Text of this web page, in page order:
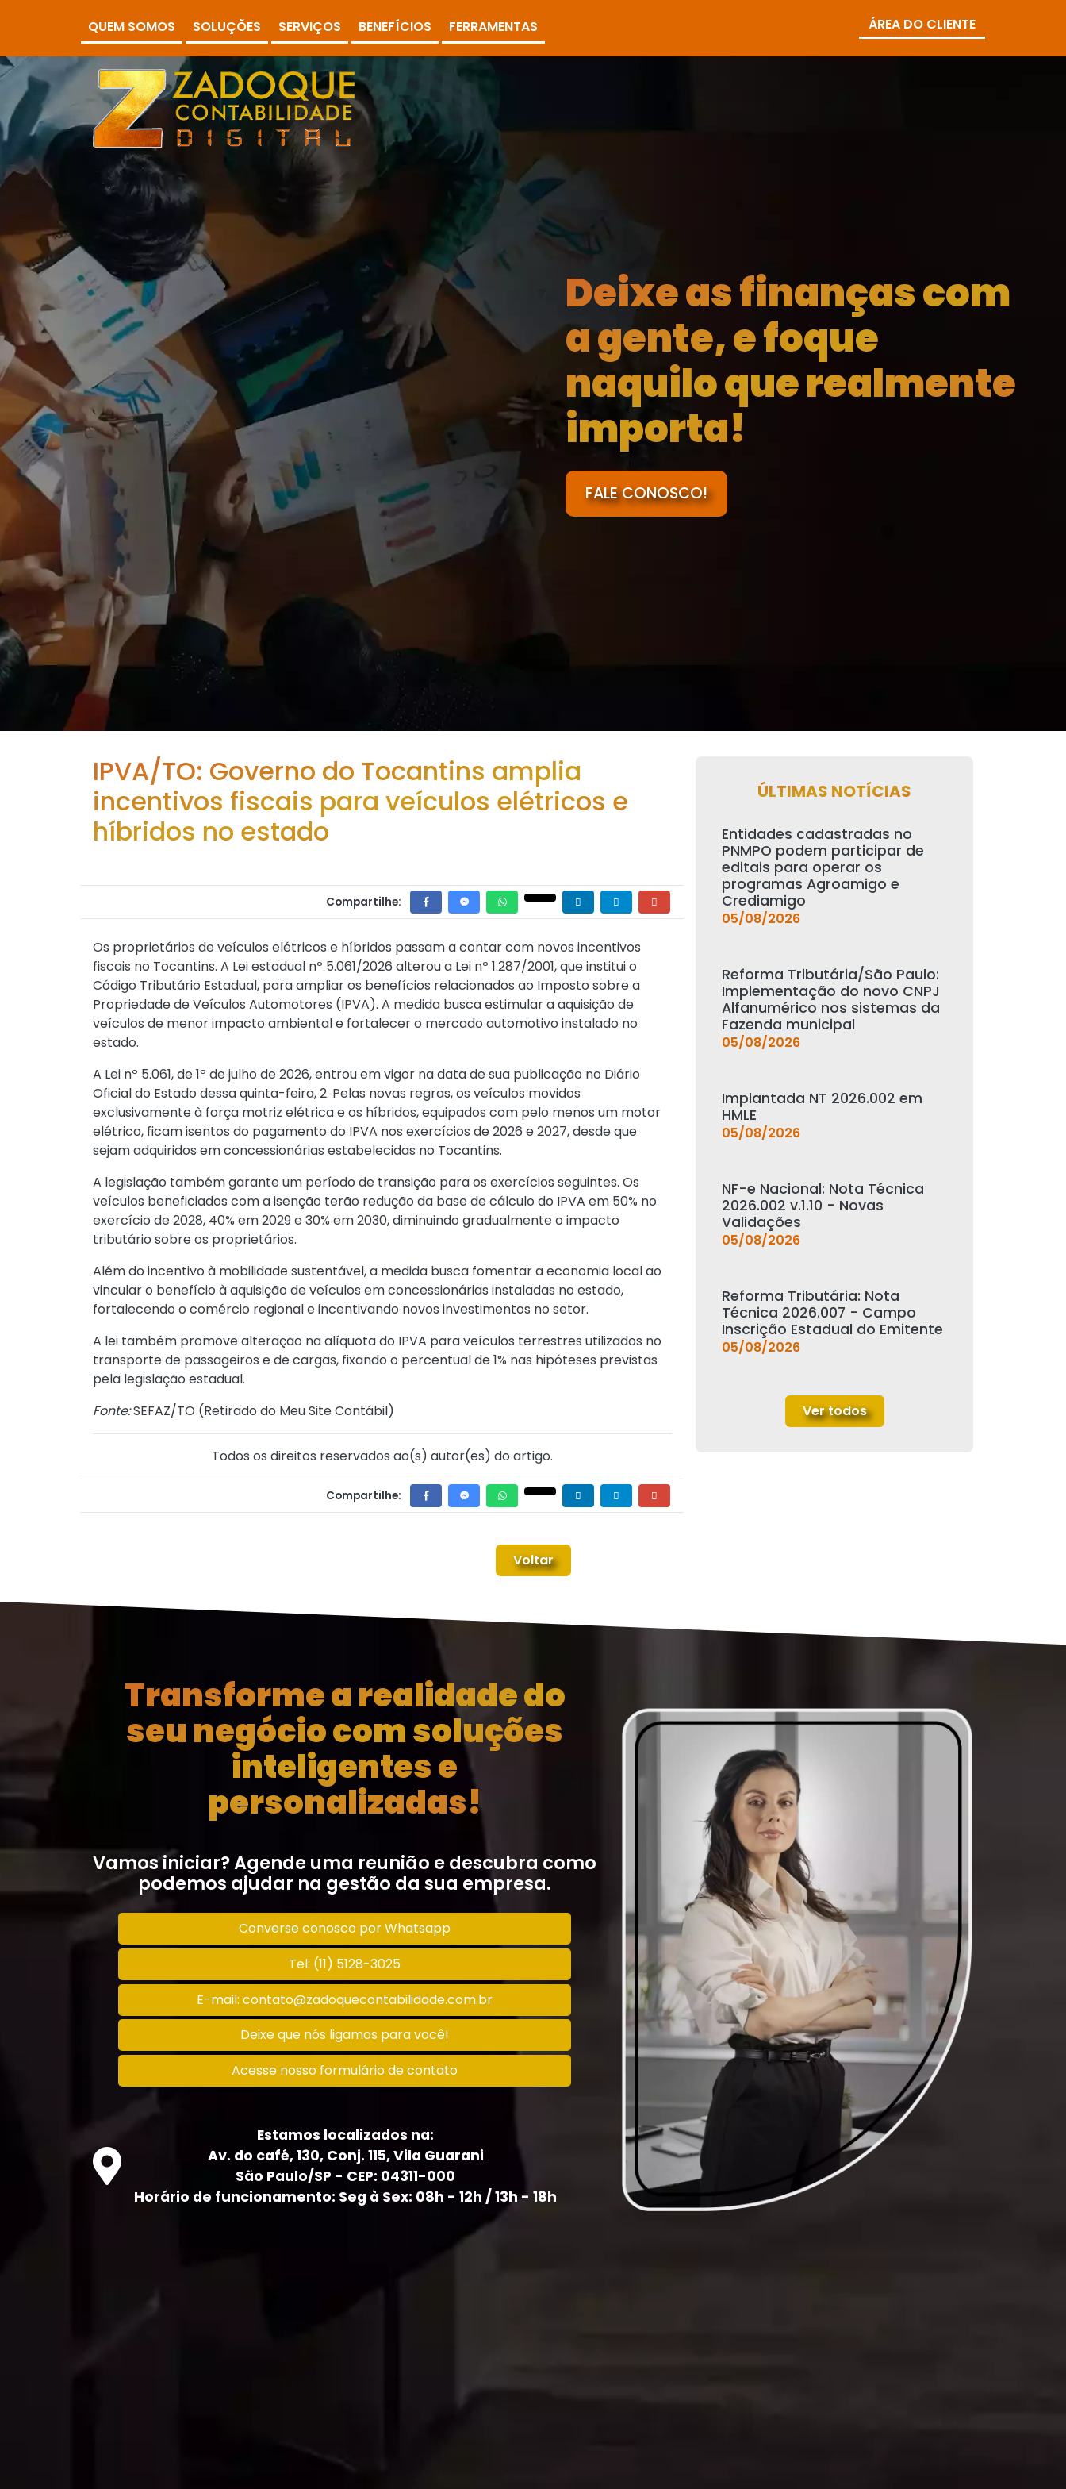
QUEM SOMOS SOLUÇÕES SERVIÇOS BENEFÍCIOS FERRAMENTAS ÁREA DO CLIENTE
Deixe as finanças com
a gente, e foque
naquilo que realmente
importa!
FALE CONOSCO!
IPVA/TO: Governo do Tocantins amplia
incentivos fiscais para veículos elétricos e
híbridos no estado
Compartilhe:
Os proprietários de veículos elétricos e híbridos passam a contar com novos incentivos
fiscais no Tocantins. A Lei estadual nº 5.061/2026 alterou a Lei nº 1.287/2001, que institui o
Código Tributário Estadual, para ampliar os benefícios relacionados ao Imposto sobre a
Propriedade de Veículos Automotores (IPVA). A medida busca estimular a aquisição de
veículos de menor impacto ambiental e fortalecer o mercado automotivo instalado no
estado.
A Lei nº 5.061, de 1º de julho de 2026, entrou em vigor na data de sua publicação no Diário
Oficial do Estado dessa quinta-feira, 2. Pelas novas regras, os veículos movidos
exclusivamente à força motriz elétrica e os híbridos, equipados com pelo menos um motor
elétrico, ficam isentos do pagamento do IPVA nos exercícios de 2026 e 2027, desde que
sejam adquiridos em concessionárias estabelecidas no Tocantins.
A legislação também garante um período de transição para os exercícios seguintes. Os
veículos beneficiados com a isenção terão redução da base de cálculo do IPVA em 50% no
exercício de 2028, 40% em 2029 e 30% em 2030, diminuindo gradualmente o impacto
tributário sobre os proprietários.
Além do incentivo à mobilidade sustentável, a medida busca fomentar a economia local ao
vincular o benefício à aquisição de veículos em concessionárias instaladas no estado,
fortalecendo o comércio regional e incentivando novos investimentos no setor.
A lei também promove alteração na alíquota do IPVA para veículos terrestres utilizados no
transporte de passageiros e de cargas, fixando o percentual de 1% nas hipóteses previstas
pela legislação estadual.
Fonte:SEFAZ/TO (Retirado do Meu Site Contábil)
Todos os direitos reservados ao(s) autor(es) do artigo.
Compartilhe:
ÚLTIMAS NOTÍCIAS
Entidades cadastradas no
PNMPO podem participar de
editais para operar os
programas Agroamigo e
Crediamigo
05/08/2026
Reforma Tributária/São Paulo:
Implementação do novo CNPJ
Alfanumérico nos sistemas da
Fazenda municipal
05/08/2026
Implantada NT 2026.002 em
HMLE
05/08/2026
NF-e Nacional: Nota Técnica
2026.002 v.1.10 - Novas
Validações
05/08/2026
Reforma Tributária: Nota
Técnica 2026.007 - Campo
Inscrição Estadual do Emitente
05/08/2026
Ver todos
Voltar
Transforme a realidade do
seu negócio com soluções
inteligentes e
personalizadas!
Vamos iniciar? Agende uma reunião e descubra como
podemos ajudar na gestão da sua empresa.
Converse conosco por Whatsapp
Tel: (11) 5128-3025
E-mail: contato@zadoquecontabilidade.com.br
Deixe que nós ligamos para você!
Acesse nosso formulário de contato
Estamos localizados na:
Av. do café, 130, Conj. 115, Vila Guarani
São Paulo/SP - CEP: 04311-000
Horário de funcionamento: Seg à Sex: 08h - 12h / 13h - 18h